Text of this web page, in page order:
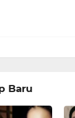
Baru